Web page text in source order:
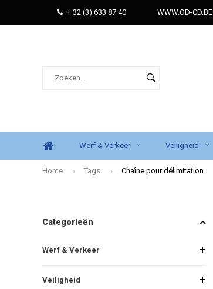
+ 32 (3) 633 87 40 WWW.OD-CD.BE
Werf & Verkeer Veiligheid
Home Tags Chaîne pour délimitation
Categorieën
Werf & Verkeer
Veiligheid